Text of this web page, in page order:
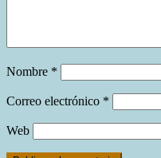
Nombre *
Correo electrónico *
Web